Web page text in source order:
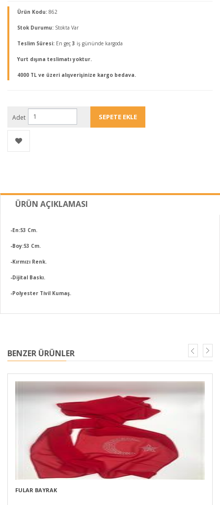
Ürün Kodu: 862
Stok Durumu: Stokta Var
Teslim Süresi: En geç 3 iş gününde kargoda
Yurt dışına teslimatı yoktur.
4000 TL ve üzeri alışverişinize kargo bedava.
Adet
ÜRÜN AÇIKLAMASI
-En:53 Cm.
-Boy:53 Cm.
-Kırmızı Renk.
-Dijital Baskı.
-Polyester Tivil Kumaş.
BENZER ÜRÜNLER
FULAR BAYRAK